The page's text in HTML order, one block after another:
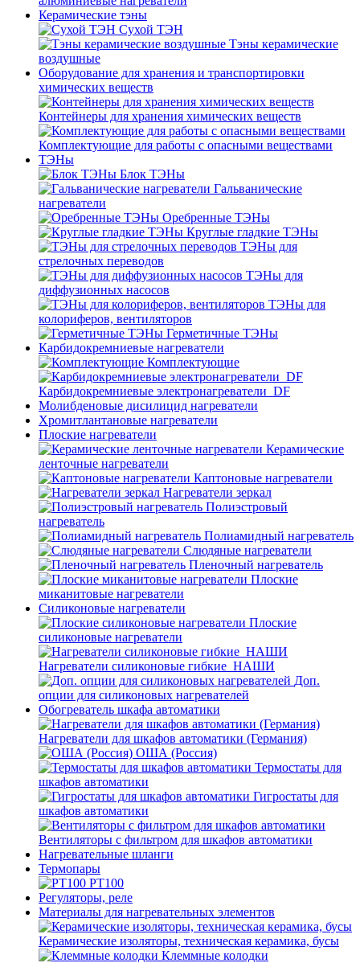
Керамические тэны
Сухой ТЭН
Тэны керамические
воздушные
Оборудование для хранения и транспортировки
химических веществ
Контейнеры для хранения химических веществ
Комплектующие для работы с опасными веществами
ТЭНы
Блок ТЭНы
Гальванические
нагреватели
Оребренные ТЭНы
Круглые гладкие ТЭНы
ТЭНы для
стрелочных переводов
ТЭНы для
диффузионных насосов
ТЭНы для
колориферов, вентиляторов
Герметичные ТЭНы
Карбидокремниевые нагреватели
Комплектующие
Карбидокремниевые электронагреватели_DF
Молибденовые дисилицид нагреватели
Хромитлантановые нагреватели
Плоские нагреватели
Керамические
ленточные нагреватели
Каптоновые нагреватели
Нагреватели зеркал
Полиэстровый
нагреватель
Полиамидный нагреватель
Слюдяные нагреватели
Пленочный нагреватель
Плоские
миканитовые нагреватели
Силиконовые нагреватели
Плоские
силиконовые нагреватели
Нагреватели силиконовые гибкие_НАШИ
Доп.
опции для силиконовых нагревателей
Обогреватель шкафа автоматики
Нагреватели для шкафов автоматики (Германия)
ОША (Россия)
Термостаты для
шкафов автоматики
Гигростаты для
шкафов автоматики
Вентиляторы с фильтром для шкафов автоматики
Нагревательные шланги
Термопары
PT100
Регуляторы, реле
Материалы для нагревательных элементов
Керамические изоляторы, техническая керамика, бусы
Клеммные колодки